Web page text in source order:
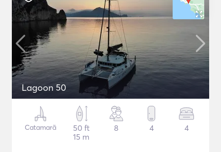
Lagoon 50
Catamarã
50 ft
15 m
8 4 4